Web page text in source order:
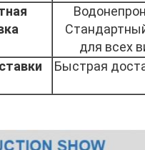
для всех
Быстрая